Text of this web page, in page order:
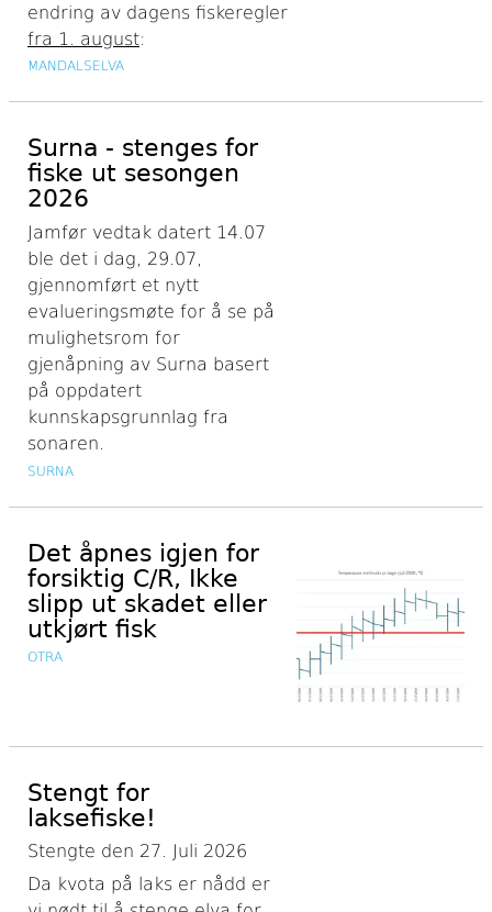
endring av dagens fiskeregler
fra 1. august:
MANDALSELVA
Surna - stenges for
fiske ut sesongen
2026
Jamfør vedtak datert 14.07
ble det i dag, 29.07,
gjennomført et nytt
evalueringsmøte for å se på
mulighetsrom for
gjenåpning av Surna basert
på oppdatert
kunnskapsgrunnlag fra
sonaren.
SURNA
Det åpnes igjen for
forsiktig C/R, Ikke
slipp ut skadet eller
utkjørt fisk
OTRA
Stengt for
laksefiske!
Stengte den 27. Juli 2026
Da kvota på laks er nådd er